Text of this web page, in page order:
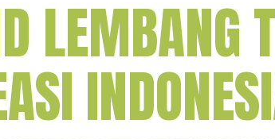
LEMBANG